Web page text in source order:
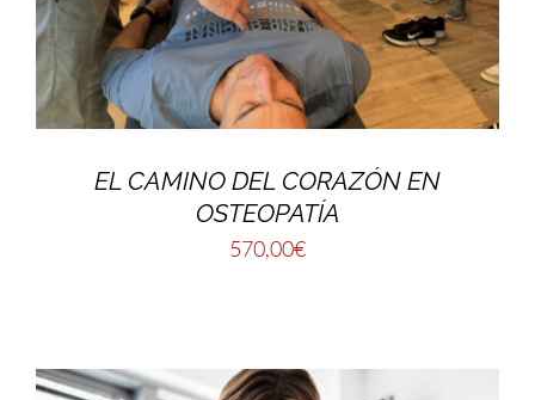
EL CAMINO DEL CORAZÓN EN
OSTEOPATÍA
570,00€